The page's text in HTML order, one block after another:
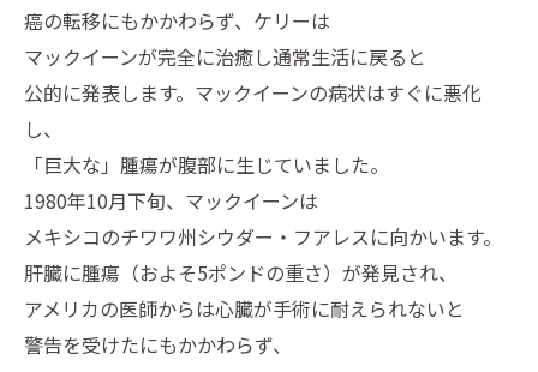
癌の転移にもかかわらず、ケリーは
マックイーンが完全に治癒し通常生活に戻ると
公的に発表します。マックイーンの病状はすぐに悪化
し、
「巨大な」腫瘍が腹部に生じていました。
1980年10月下旬、マックイーンは
メキシコのチワワ州シウダー・フアレスに向かいます。
肝臓に腫瘍（およそ5ポンドの重さ）が発見され、
アメリカの医師からは心臓が手術に耐えられないと
警告を受けたにもかかわらず、